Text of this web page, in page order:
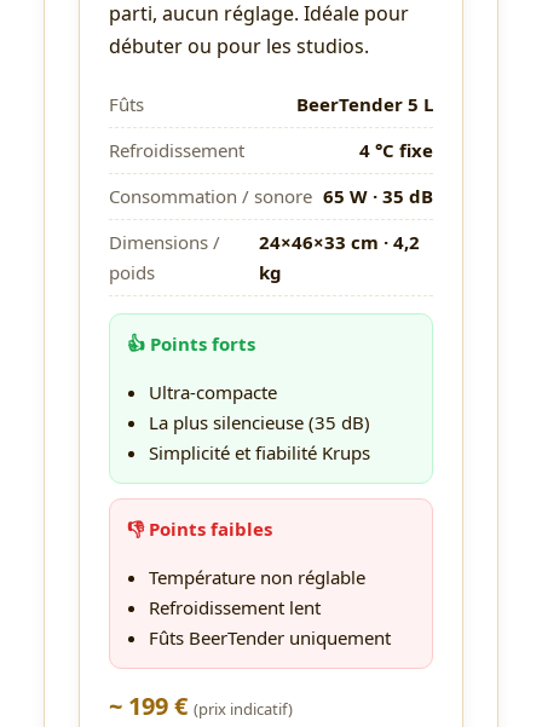
parti, aucun réglage. Idéale pour
débuter ou pour les studios.
Fûts
BeerTender 5 L
Refroidissement
4 °C fixe
Consommation / sonore 65 W · 35 dB
Dimensions /
poids
24×46×33 cm · 4,2
kg
👍 Points forts
Ultra-compacte
La plus silencieuse (35 dB)
Simplicité et fiabilité Krups
👎 Points faibles
Température non réglable
Refroidissement lent
Fûts BeerTender uniquement
~ 199 € (prix indicatif)